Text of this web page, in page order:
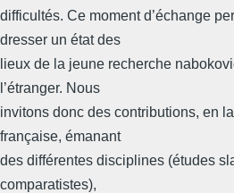
difficultés. Ce moment d’échange
dresser un état des
lieux de la jeune recherche
l’étranger. Nous
invitons donc des contributions, en
française, émanant
des différentes disciplines (études
comparatistes),